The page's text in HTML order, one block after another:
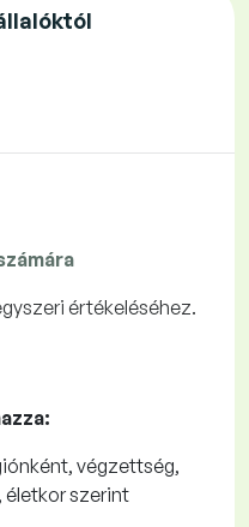
értékeléséhez.
végzettség,
szerint